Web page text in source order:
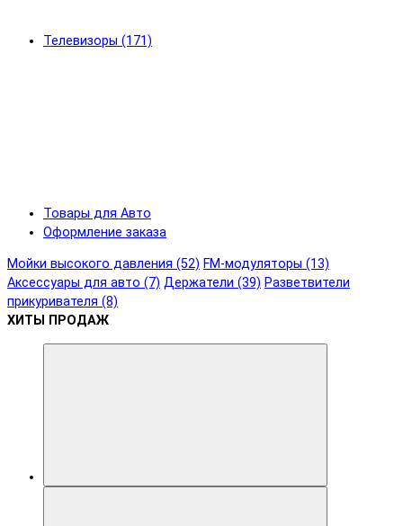
Телевизоры (171)
Товары для Авто
Оформление заказа
Мойки высокого давления (52) FM-модуляторы (13)
Аксессуары для авто (7) Держатели (39) Разветвители
прикуривателя (8)
ХИТЫ ПРОДАЖ